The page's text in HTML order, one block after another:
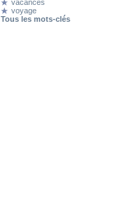
vacances
voyage
Tous les mots-clés